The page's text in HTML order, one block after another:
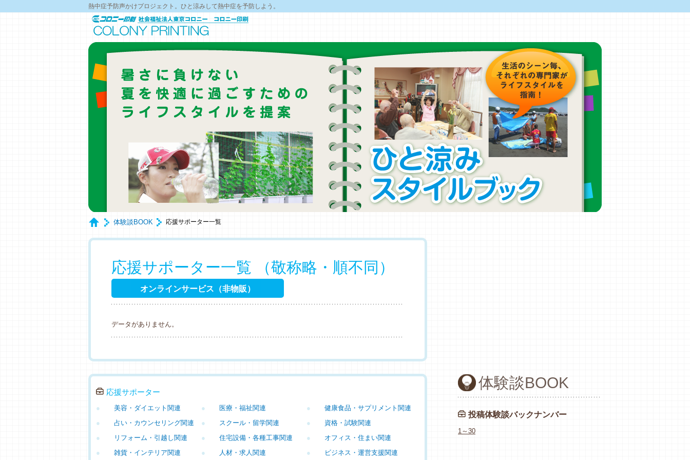
熱中症予防声かけプロジェクト。ひと涼みして熱中症を予防しよう。
体験談BOOK 応援サポーター一覧
応援サポーター一覧 （敬称略・順不同）
オンラインサービス（非物販）
データがありません。
応援サポーター
美容・ダイエット関連
● 医療・福祉関連
● 健康食品・サプリメント関連
●
占い・カウンセリング関連
● スクール・留学関連
● 資格・試験関連
●
リフォーム・引越し関連
● 住宅設備・各種工事関連
● オフィス・住まい関連
●
雑貨・インテリア関連
● 人材・求人関連
● ビジネス・運営支援関連
●
体験談BOOK
投稿体験談バックナンバー
1～30